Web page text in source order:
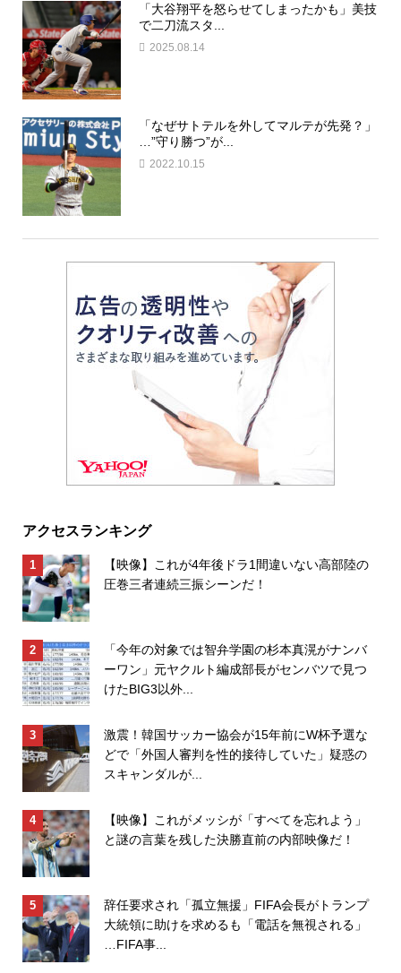
「大谷翔平を怒らせてしまったかも」美技
で二刀流スタ...
2025.08.14
「なぜサトテルを外してマルテが先発？」
…”守り勝つ”が...
2022.10.15
アクセスランキング
【映像】これが4年後ドラ1間違いない高部陸の
圧巻三者連続三振シーンだ！
「今年の対象では智弁学園の杉本真滉がナンバ
ーワン」元ヤクルト編成部長がセンバツで見つ
けたBIG3以外...
激震！韓国サッカー協会が15年前にW杯予選な
どで「外国人審判を性的接待していた」疑惑の
スキャンダルが...
【映像】これがメッシが「すべてを忘れよう」
と謎の言葉を残した決勝直前の内部映像だ！
辞任要求され「孤立無援」FIFA会長がトランプ
大統領に助けを求めるも「電話を無視される」
…FIFA事...